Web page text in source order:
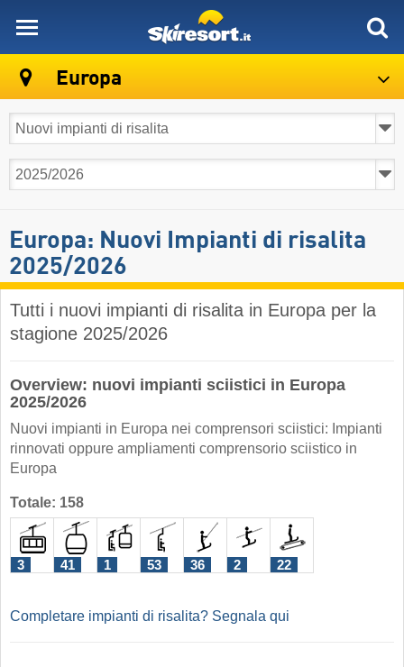
Europa
Europa: Nuovi Impianti di risalita
2025/2026
Tutti i nuovi impianti di risalita in Europa per la
stagione 2025/2026
Overview: nuovi impianti sciistici in Europa
2025/2026
Nuovi impianti in Europa nei comprensori sciistici: Impianti
rinnovati oppure ampliamenti comprensorio sciistico in
Europa
Totale: 158
3 41 1 53 36 2 22
Completare impianti di risalita? Segnala qui